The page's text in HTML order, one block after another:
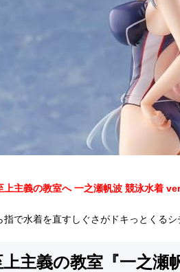
上主義の教室へ 一之瀬帆波 競泳水着
指で水着を直すしぐさがドキっとくるシ
上主義の教室『一之瀬